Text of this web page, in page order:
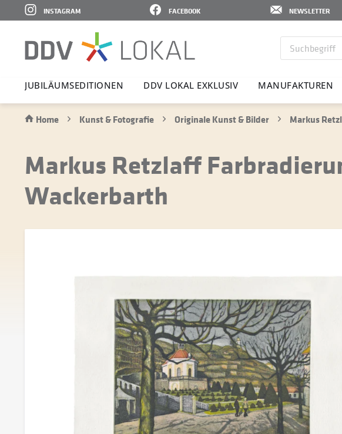
NEWSLETTER
FACEBOOK
INSTAGRAM
JUBI­LÄ­UMS­E­DI­TIONEN DDV LOKAL EXKLUSIV MANU­FAK­TUREN
Home Kunst & Fotografie Originale Kunst & Bilder Markus
Markus Retzlaff
Wackerbarth